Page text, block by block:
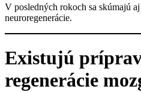
V posledných rokoch sa skúmajú
neuroregenerácie.
Existujú
regenerácie